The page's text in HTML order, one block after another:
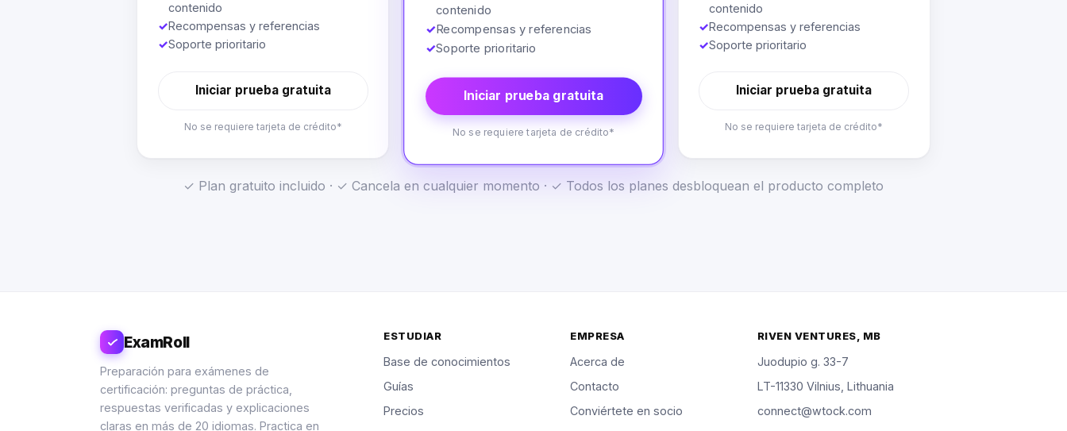
contenido
✓Recompensas y referencias
✓Soporte prioritario
Iniciar prueba gratuita
No se requiere tarjeta de crédito*
contenido
✓Recompensas y referencias
✓Soporte prioritario
Iniciar prueba gratuita
No se requiere tarjeta de crédito*
contenido
✓Recompensas y referencias
✓Soporte prioritario
Iniciar prueba gratuita
No se requiere tarjeta de crédito*
✓ Plan gratuito incluido · ✓ Cancela en cualquier momento · ✓ Todos los planes desbloquean el producto completo
ExamRoll
Preparación para exámenes de
certificación: preguntas de práctica,
respuestas verificadas y explicaciones
claras en más de 20 idiomas. Practica en
ESTUDIAR
Base de conocimientos
Guías
Precios
EMPRESA
Acerca de
Contacto
Conviértete en socio
RIVEN VENTURES, MB
Juodupio g. 33-7
LT-11330 Vilnius, Lithuania
connect@wtock.com